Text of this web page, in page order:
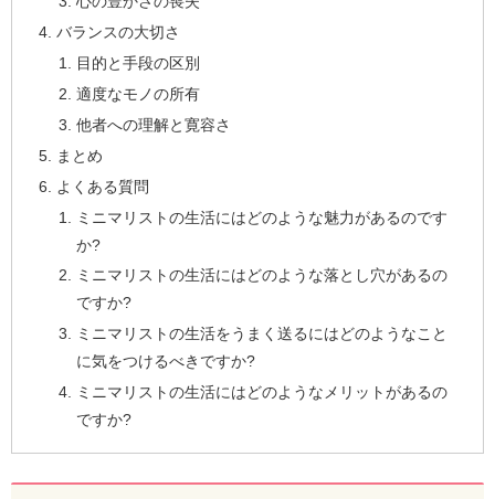
バランスの大切さ
目的と手段の区別
適度なモノの所有
他者への理解と寛容さ
まとめ
よくある質問
ミニマリストの生活にはどのような魅力があるのです
か?
ミニマリストの生活にはどのような落とし穴があるの
ですか?
ミニマリストの生活をうまく送るにはどのようなこと
に気をつけるべきですか?
ミニマリストの生活にはどのようなメリットがあるの
ですか?